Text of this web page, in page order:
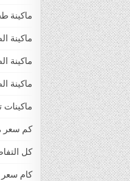
ماكينة
ماكينة
ماكينة
ماكينة
كم سعر
كل
كام سعر